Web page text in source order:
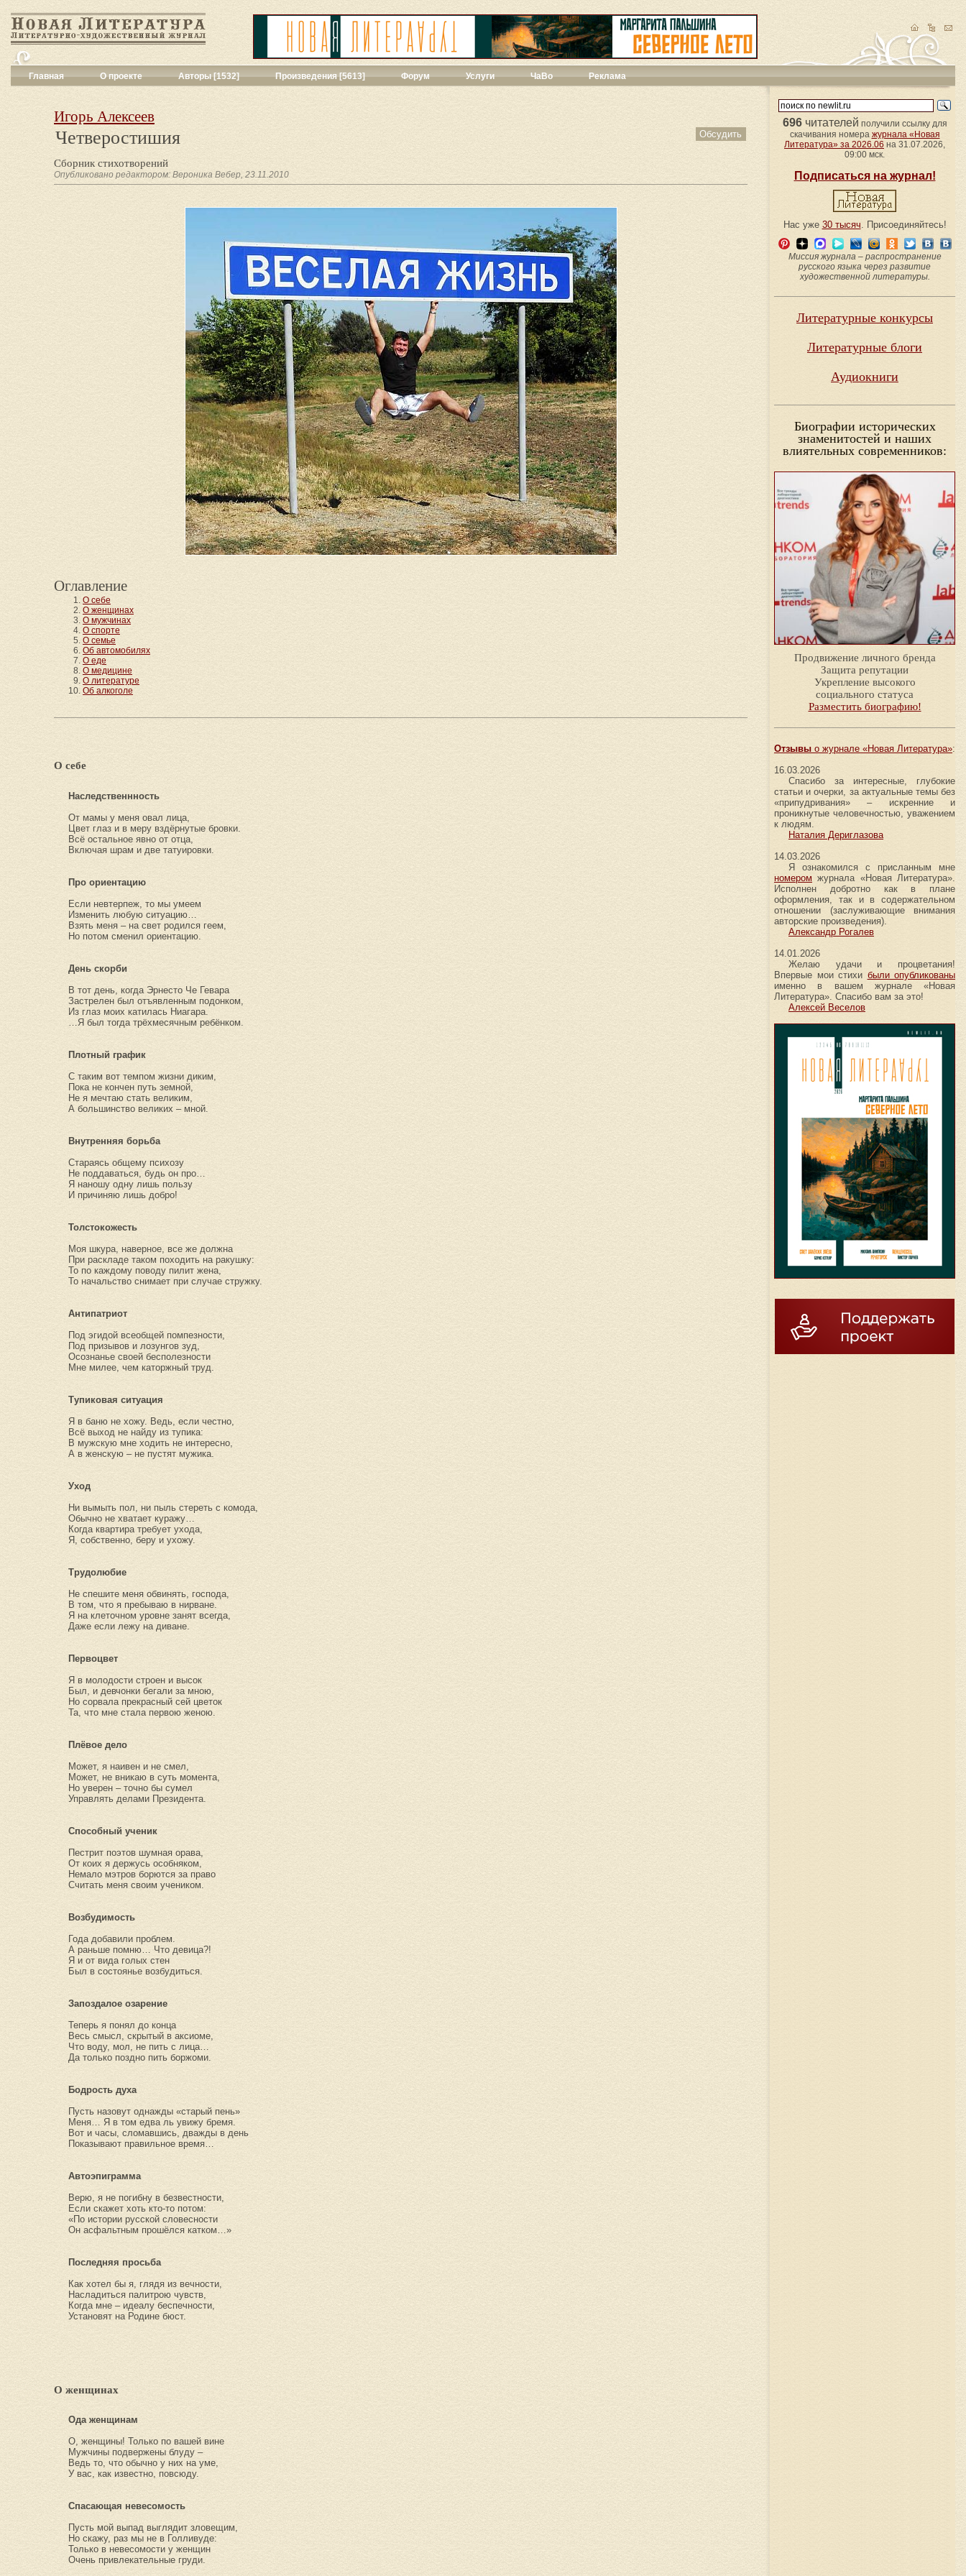
Главная О проекте Авторы [1532] Произведения [5613]
Сценарии[16]
Поэзия[1016]
Другие жанры[543]
Все жанры[5613]
Форум Услуги ЧаВо Реклама
Игорь Алексеев
Четверостишия Обсудить
Сборник стихотворений
Опубликовано редактором: Вероника Вебер, 23.11.2010
Оглавление
О себе
О женщинах
О мужчинах
О спорте
О семье
Об автомобилях
О еде
О медицине
О литературе
Об алкоголе
О себе
Наследственнность
От мамы у меня овал лица,
Цвет глаз и в меру вздёрнутые бровки.
Всё остальное явно от отца,
Включая шрам и две татуировки.
Про ориентацию
Если невтерпеж, то мы умеем
Изменить любую ситуацию…
Взять меня – на свет родился геем,
Но потом сменил ориентацию.
День скорби
В тот день, когда Эрнесто Че Гевара
Застрелен был отъявленным подонком,
Из глаз моих катилась Ниагара.
…Я был тогда трёхмесячным ребёнком.
Плотный график
С таким вот темпом жизни диким,
Пока не кончен путь земной,
Не я мечтаю стать великим,
А большинство великих – мной.
Внутренняя борьба
Стараясь общему психозу
Не поддаваться, будь он про…
Я наношу одну лишь пользу
И причиняю лишь добро!
Толстокожесть
Моя шкура, наверное, все же должна
При раскладе таком походить на ракушку:
То по каждому поводу пилит жена,
То начальство снимает при случае стружку.
Антипатриот
Под эгидой всеобщей помпезности,
Под призывов и лозунгов зуд,
Осознанье своей бесполезности
Мне милее, чем каторжный труд.
Тупиковая ситуация
Я в баню не хожу. Ведь, если честно,
Всё выход не найду из тупика:
В мужскую мне ходить не интересно,
А в женскую – не пустят мужика.
Уход
Ни вымыть пол, ни пыль стереть с комода,
Обычно не хватает куражу…
Когда квартира требует ухода,
Я, собственно, беру и ухожу.
Трудолюбие
Не спешите меня обвинять, господа,
В том, что я пребываю в нирване.
Я на клеточном уровне занят всегда,
Даже если лежу на диване.
Первоцвет
Я в молодости строен и высок
Был, и девчонки бегали за мною,
Но сорвала прекрасный сей цветок
Та, что мне стала первою женою.
Плёвое дело
Может, я наивен и не смел,
Может, не вникаю в суть момента,
Но уверен – точно бы сумел
Управлять делами Президента.
Способный ученик
Пестрит поэтов шумная орава,
От коих я держусь особняком,
Немало мэтров борются за право
Считать меня своим учеником.
Возбудимость
Года добавили проблем.
А раньше помню… Что девица?!
Я и от вида голых стен
Был в состоянье возбудиться.
Запоздалое озарение
Теперь я понял до конца
Весь смысл, скрытый в аксиоме,
Что воду, мол, не пить с лица…
Да только поздно пить боржоми.
Бодрость духа
Пусть назовут однажды «старый пень»
Меня… Я в том едва ль увижу бремя.
Вот и часы, сломавшись, дважды в день
Показывают правильное время…
Автоэпиграмма
Верю, я не погибну в безвестности,
Если скажет хоть кто-то потом:
«По истории русской словесности
Он асфальтным прошёлся катком…»
Последняя просьба
Как хотел бы я, глядя из вечности,
Насладиться палитрою чувств,
Когда мне – идеалу беспечности,
Установят на Родине бюст.
О женщинах
Ода женщинам
О, женщины! Только по вашей вине
Мужчины подвержены блуду –
Ведь то, что обычно у них на уме,
У вас, как известно, повсюду.
Спасающая невесомость
Пусть мой выпад выглядит зловещим,
Но скажу, раз мы не в Голливуде:
Только в невесомости у женщин
Очень привлекательные груди.
696читателей получили ссылку для
скачивания номера журнала «Новая
Литература» за 2026.06 на 31.07.2026,
09:00 мск.
Подписаться на журнал!
Нас уже 30 тысяч. Присоединяйтесь!
Миссия журнала – распространение
русского языка через развитие
художественной литературы.
Литературные конкурсы
Литературные блоги
Аудиокниги
Биографии исторических
знаменитостей и наших
влиятельных современников:
Продвижение личного бренда
Защита репутации
Укрепление высокого
социального статуса
Разместить биографию!
Отзывы о журнале «Новая Литература»:
16.03.2026
Спасибо за интересные, глубокие
статьи и очерки, за актуальные темы без
«припудривания» – искренние и
проникнутые человечностью, уважением
к людям.
Наталия Дериглазова
14.03.2026
Я ознакомился с присланным мне
номером журнала «Новая Литература».
Исполнен добротно как в плане
оформления, так и в содержательном
отношении (заслуживающие внимания
авторские произведения).
Александр Рогалев
14.01.2026
Желаю удачи и процветания!
Впервые мои стихи были опубликованы
именно в вашем журнале «Новая
Литература». Спасибо вам за это!
Алексей Веселов